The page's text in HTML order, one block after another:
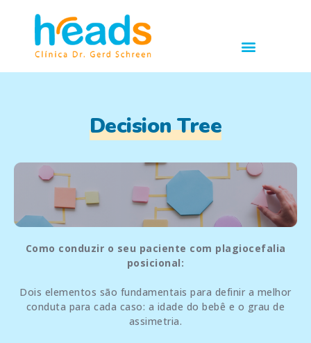
Decision Tree
Como conduzir o seu paciente com plagiocefalia
posicional:
Dois elementos são fundamentais para definir a melhor
conduta para cada caso: a idade do bebê e o grau de
assimetria.